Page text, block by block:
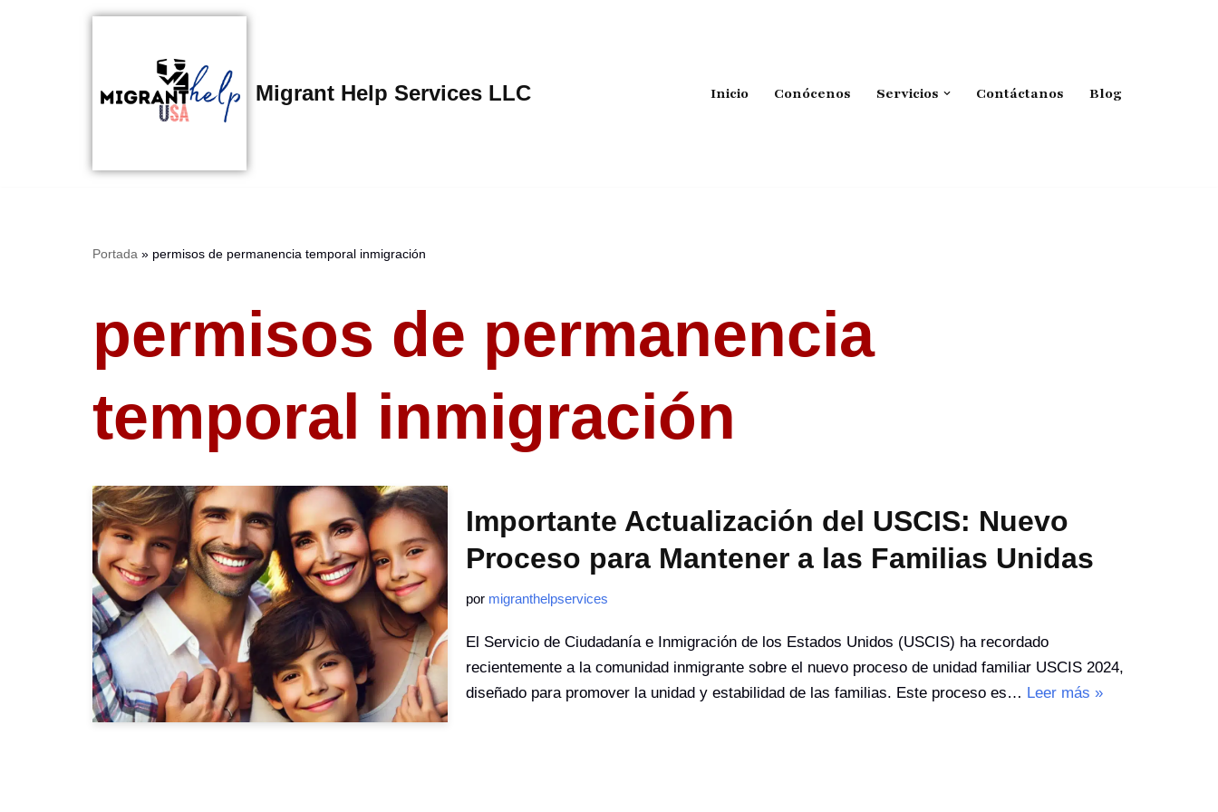
Migrant Help Services LLC Inicio Conócenos Servicios Contáctanos Blog
Portada » permisos de permanencia temporal inmigración
permisos de permanencia
temporal inmigración
Importante Actualización del USCIS: Nuevo
Proceso para Mantener a las Familias Unidas
por migranthelpservices
El Servicio de Ciudadanía e Inmigración de los Estados Unidos (USCIS) ha recordado
recientemente a la comunidad inmigrante sobre el nuevo proceso de unidad familiar USCIS 2024,
diseñado para promover la unidad y estabilidad de las familias. Este proceso es… Leer más »